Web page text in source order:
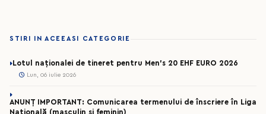
STIRI IN ACEEASI CATEGORIE
Lotul naționalei de tineret pentru Men’s 20 EHF EURO 2026
Lun, 06 iulie 2026
ANUNȚ IMPORTANT: Comunicarea termenului de înscriere în Liga
Națională (masculin și feminin)